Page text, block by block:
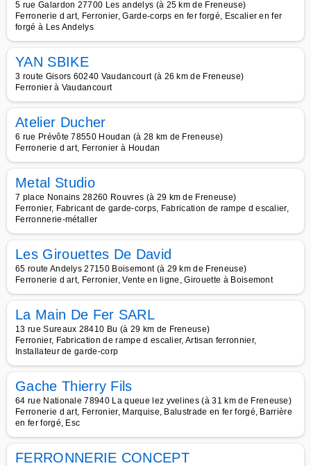
5 rue Galardon 27700 Les andelys (à 25 km de Freneuse)
Ferronerie d art, Ferronier, Garde-corps en fer forgé, Escalier en fer
forgé à Les Andelys
YAN SBIKE
3 route Gisors 60240 Vaudancourt (à 26 km de Freneuse)
Ferronier à Vaudancourt
Atelier Ducher
6 rue Prévôte 78550 Houdan (à 28 km de Freneuse)
Ferronerie d art, Ferronier à Houdan
Metal Studio
7 place Nonains 28260 Rouvres (à 29 km de Freneuse)
Ferronier, Fabricant de garde-corps, Fabrication de rampe d escalier,
Ferronnerie-métaller
Les Girouettes De David
65 route Andelys 27150 Boisemont (à 29 km de Freneuse)
Ferronerie d art, Ferronier, Vente en ligne, Girouette à Boisemont
La Main De Fer SARL
13 rue Sureaux 28410 Bu (à 29 km de Freneuse)
Ferronier, Fabrication de rampe d escalier, Artisan ferronnier,
Installateur de garde-corp
Gache Thierry Fils
64 rue Nationale 78940 La queue lez yvelines (à 31 km de Freneuse)
Ferronerie d art, Ferronier, Marquise, Balustrade en fer forgé, Barrière
en fer forgé, Esc
FERRONNERIE CONCEPT